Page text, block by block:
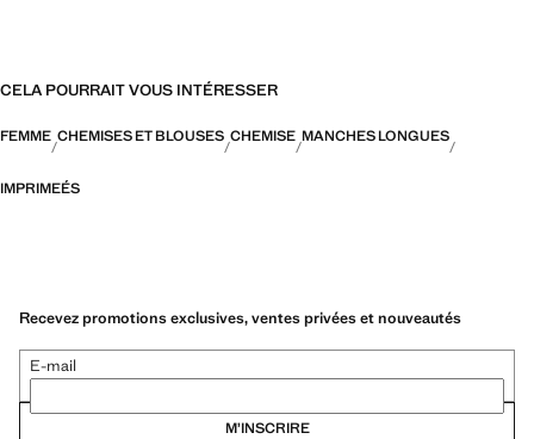
CELA POURRAIT VOUS INTÉRESSER
FEMME CHEMISES ET BLOUSES CHEMISE MANCHES LONGUES
IMPRIMEÉS
Recevez promotions exclusives, ventes privées et nouveautés
E-mail
M’INSCRIRE